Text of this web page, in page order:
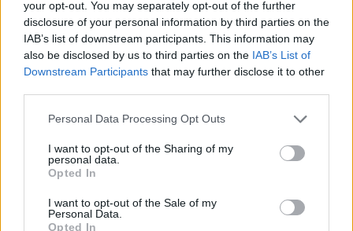
your opt-out. You may separately opt-out of the further
disclosure of your personal information by third parties on the
IAB’s list of downstream participants. This information may
also be disclosed by us to third parties on the IAB’s List of
Downstream Participants that may further disclose it to other
Personal Data Processing Opt Outs
I want to opt-out of the Sharing of my
personal data.
Opted In
I want to opt-out of the Sale of my
Personal Data.
Opted In